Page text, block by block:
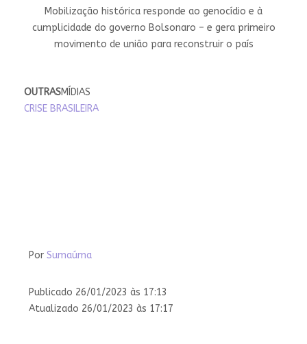
Mobilização histórica responde ao genocídio e à
cumplicidade do governo Bolsonaro – e gera primeiro
movimento de união para reconstruir o país
OUTRASMÍDIAS
CRISE BRASILEIRA
Por Sumaúma
Publicado 26/01/2023 às 17:13
Atualizado 26/01/2023 às 17:17